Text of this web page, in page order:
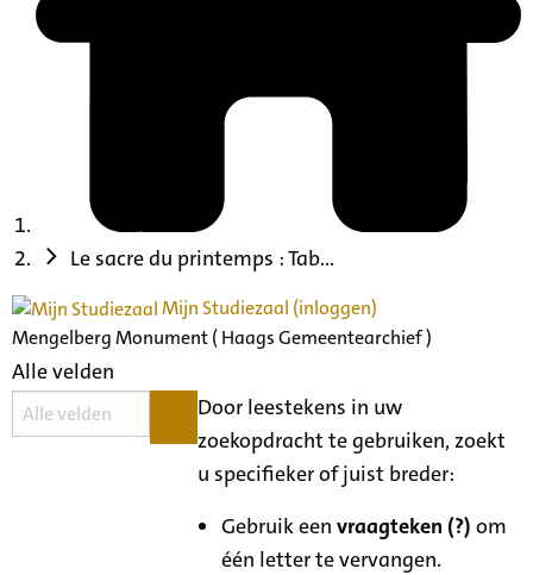
Le sacre du printemps : Tab...
Mijn Studiezaal (inloggen)
Mengelberg Monument ( Haags Gemeentearchief )
Alle velden
Door leestekens in uw
zoekopdracht te gebruiken, zoekt
u specifieker of juist breder:
Gebruik eenvraagteken (?) om
één letter te vervangen.